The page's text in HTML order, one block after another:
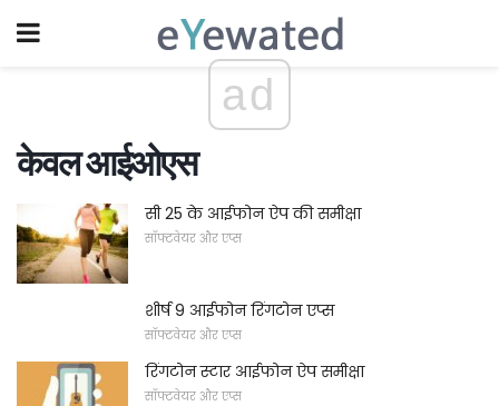
ad
केवल आईओएस
सी 25 के आईफोन ऐप की समीक्षा
सॉफ्टवेयर और एप्स
शीर्ष 9 आईफोन रिंगटोन एप्स
सॉफ्टवेयर और एप्स
रिंगटोन स्टार आईफोन ऐप समीक्षा
सॉफ्टवेयर और एप्स